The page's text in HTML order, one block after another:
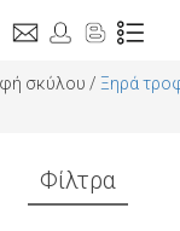
σκύλου / Ξηρά
Φίλτρα